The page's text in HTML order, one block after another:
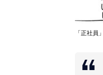
「正社員」